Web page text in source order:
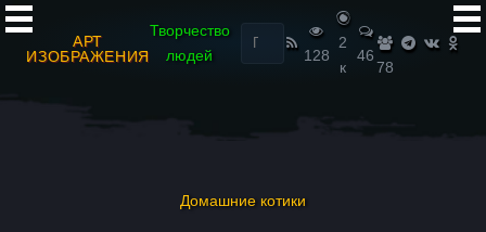
АРТ
ИЗОБРАЖЕНИЯ
Творчество
людей
Найти:
128
2
к
46
78
Домашние котики